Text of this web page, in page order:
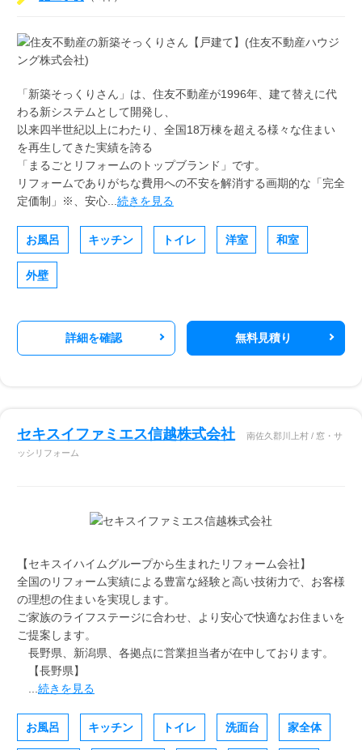
「新築そっくりさん」は、住友不動産が1996年、建て替えに代
わる新システムとして開発し、
以来四半世紀以上にわたり、全国18万棟を超える様々な住まい
を再生してきた実績を誇る
「まるごとリフォームのトップブランド」です。
リフォームでありがちな費用への不安を解消する画期的な「完全
定価制」※、安心...続きを見る
お風呂 キッチン トイレ 洋室 和室
外壁
詳細を確認 無料見積り
セキスイファミエス信越株式会社
南佐久郡川上村 / 窓・サ
ッシリフォーム
【セキスイハイムグループから生まれたリフォーム会社】
全国のリフォーム実績による豊富な経験と高い技術力で、お客様
の理想の住まいを実現します。
ご家族のライフステージに合わせ、より安心で快適なお住まいを
ご提案します。
長野県、新潟県、各拠点に営業担当者が在中しております。
【長野県】
...続きを見る
お風呂 キッチン トイレ 洗面台 家全体